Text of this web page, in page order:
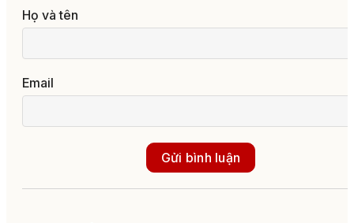
Họ và tên
Email
Gửi bình luận